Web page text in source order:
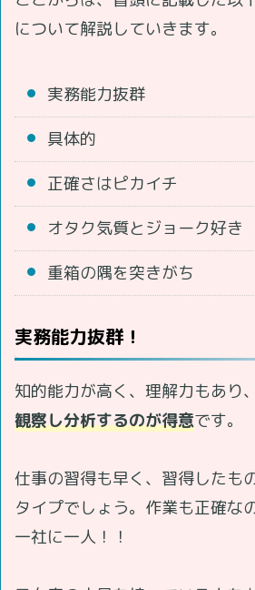
について解説していきます。
実務能力抜群
具体的
正確さはピカイチ
オタク気質とジョーク好き
重箱の隅を突きがち
実務能力抜群！
知的能力が高く、理解力もあり、
観察し分析するのが得意です。
仕事の習得も早く、習得したも
タイプでしょう。作業も正確な
一社に一人！！